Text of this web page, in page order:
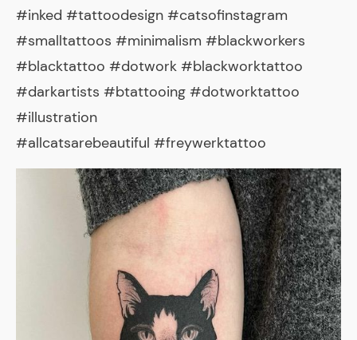
#inked #tattoodesign #catsofinstagram
#smalltattoos #minimalism #blackworkers
#blacktattoo #dotwork #blackworktattoo
#darkartists #btattooing #dotworktattoo
#illustration
#allcatsarebeautiful #freywerktattoo